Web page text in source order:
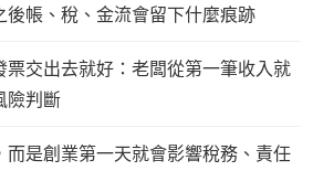
後帳、稅、金流會留下什麼痕跡
交出去就好：老闆從第一筆收入就
險判斷
是創業第一天就會影響稅務、責任